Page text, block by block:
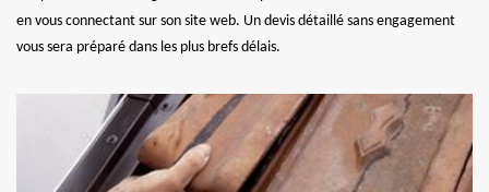
en vous connectant sur son site web. Un devis détaillé sans engagement
vous sera préparé dans les plus brefs délais.